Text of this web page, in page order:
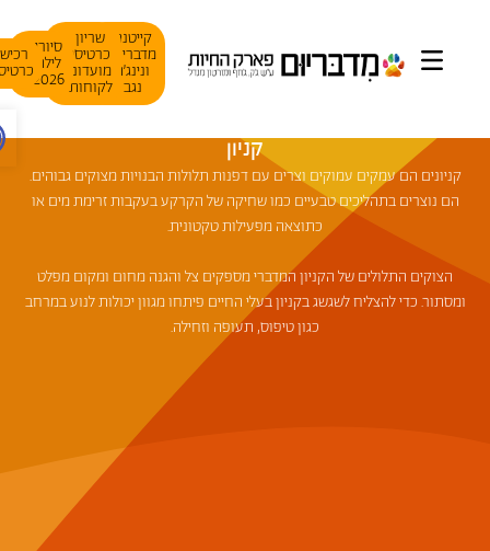
קייטנת
מדבריום
ונינג׳ה
שריון
כרטיסי
מועדוני
לקוחות
סיורי
לילה
2026
רכישת
כרטיסים
קניון
קניונים הם עמקים עמוקים וצרים עם דפנות תלולות הבנויות מצוקים גבוהים.
הם נוצרים בתהליכים טבעיים כמו שחיקה של הקרקע בעקבות זרימת מים או
כתוצאה מפעילות טקטונית.
הצוקים התלולים של הקניון המדברי מספקים צל והגנה מחום ומקום מפלט
ומסתור. כדי להצליח לשגשג בקניון בעלי החיים פיתחו מגוון יכולות לנוע במרחב
כגון טיפוס, תעופה וזחילה.